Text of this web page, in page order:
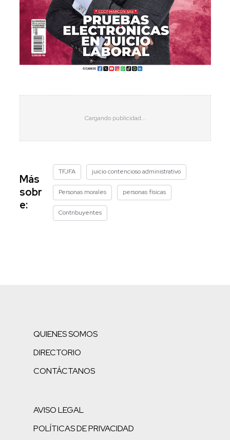
Más
sobr
e:
TFJFA juicio contencioso administrativo
Personas morales personas físicas
Contribuyentes
QUIENES SOMOS
DIRECTORIO
CONTÁCTANOS
AVISO LEGAL
POLÍTICAS DE PRIVACIDAD